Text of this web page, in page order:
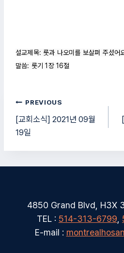
설교제목: 룻과 나오미를 보살펴 주셨어
말씀: 룻기 1장 16절
글
탐
색
PREVIOUS
[교회소식] 2021년 09월
19일
4850 Grand Blvd, H3X
TEL : 514-313-6799
E-mail :